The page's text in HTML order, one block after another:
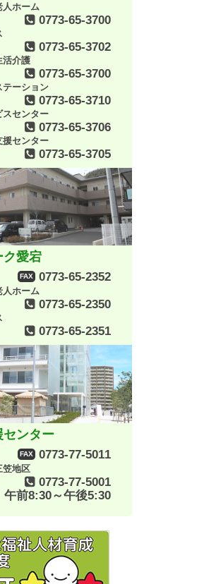
人ホーム
0773-65-3700
0773-65-3702
活介護
0773-65-3700
テーション
0773-65-3710
スセンター
0773-65-3706
援センター
0773-65-3705
ク愛宕
FAX 0773-65-2352
人ホーム
0773-65-2350
0773-65-2351
センター
FAX 0773-77-5011
笠地区
0773-77-5001
午前8:30～午後5:30